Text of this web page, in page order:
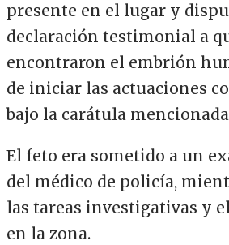
presente en el lugar y
declaración testimonial a
encontraron el embrión
de iniciar las actuaciones
bajo la carátula
El feto era sometido a un
del médico de policía,
las tareas investigativas y
en la zona.